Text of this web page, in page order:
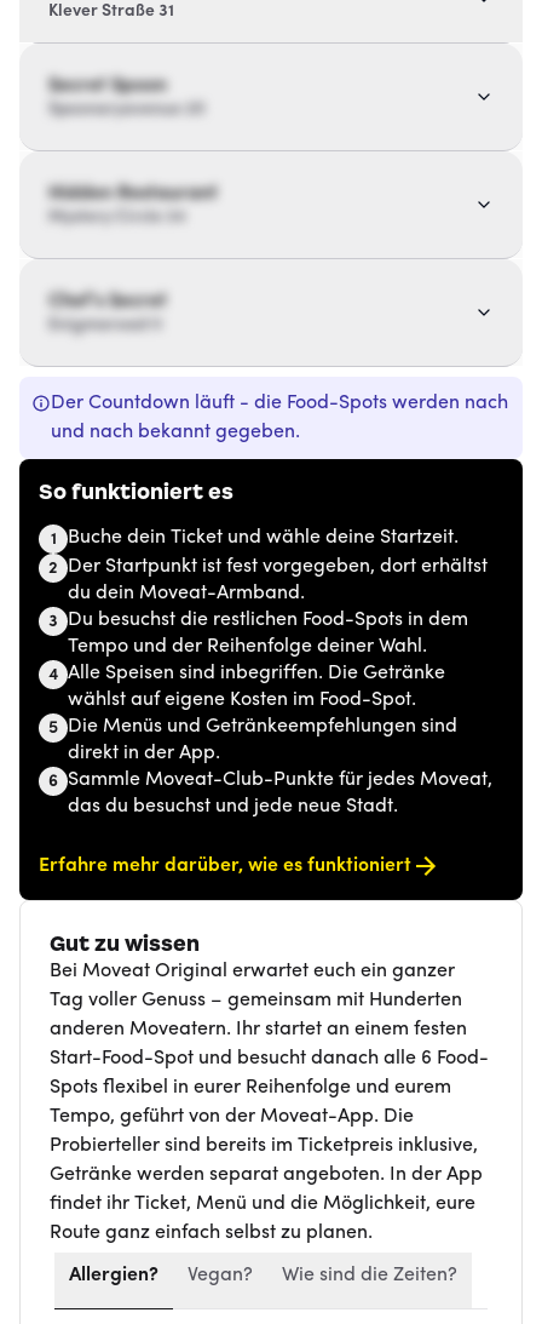
Klever Straße 31
Secret Spoon
Spoonaryavenue 20
Hidden Restaurant
Chef’s Secret
Enigmaroad 11
Der Countdown läuft - die Food-Spots werden nach
und nach bekannt gegeben.
So funktioniert es
1 Buche dein Ticket und wähle deine Startzeit.
2
Der Startpunkt ist fest vorgegeben, dort erhältst
du dein Moveat-Armband.
3
Du besuchst die restlichen Food-Spots in dem
Tempo und der Reihenfolge deiner Wahl.
4 Alle Speisen sind inbegriffen. Die Getränke
wählst auf eigene Kosten im Food-Spot.
5
Die Menüs und Getränkeempfehlungen sind
direkt in der App.
6 Sammle Moveat-Club-Punkte für jedes Moveat,
das du besuchst und jede neue Stadt.
Erfahre mehr darüber, wie es funktioniert
Gut zu wissen
Bei Moveat Original erwartet euch ein ganzer
Tag voller Genuss – gemeinsam mit Hunderten
anderen Moveatern. Ihr startet an einem festen
Start-Food-Spot und besucht danach alle 6 Food-
Spots flexibel in eurer Reihenfolge und eurem
Tempo, geführt von der Moveat-App. Die
Probierteller sind bereits im Ticketpreis inklusive,
Getränke werden separat angeboten. In der App
findet ihr Ticket, Menü und die Möglichkeit, eure
Route ganz einfach selbst zu planen.
Allergien? Vegan? Wie sind die Zeiten?